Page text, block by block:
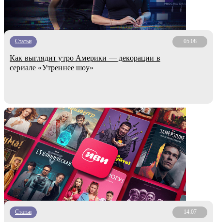
Статьи 05.08
Как выглядит утро Америки — декорации в
сериале «Утреннее шоу»
Статьи 14.07